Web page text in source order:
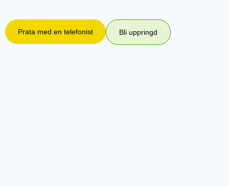
Prata med en telefonist Bli uppringd